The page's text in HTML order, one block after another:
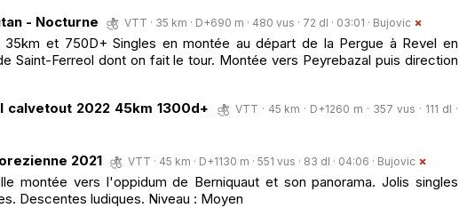
- Nocturne
VTT · 35 km · D+690 m · 480 vus · 72 dl · 03:01 · Bujovic
35km et 750D+ Singles en montée au départ de la Pergue à Revel en
Saint-Ferreol dont on fait le tour. Montée vers Peyrebazal puis direction
2022 45km 1300d+
VTT · 45 km · D+1260 m · 357 vus · 111 dl ·
2021 VTT · 45 km · D+1130 m · 551 vus · 83 dl · 04:06 · Bujovic
montée vers l'oppidum de Berniquaut et son panorama. Jolis singles
Descentes ludiques. Niveau : Moyen